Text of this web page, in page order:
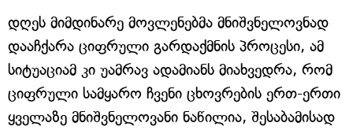
დღეს მიმდინარე მოვლენებმა მნიშვნელოვნად
დააჩქარა ციფრული გარდაქმნის პროცესი, ამ
სიტუაციამ კი უამრავ ადამიანს მიახვედრა, რომ
ციფრული სამყარო ჩვენი ცხოვრების ერთ-ერთი
ყველაზე მნიშვნელოვანი ნაწილია, შესაბამისად